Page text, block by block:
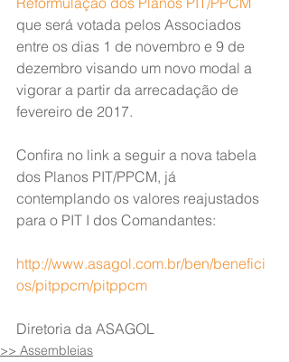
que será votada pelos Associados
entre os dias 1 de novembro e 9 de
dezembro visando um novo modal a
vigorar a partir da arrecadação de
fevereiro de 2017.
Confira no link a seguir a nova tabela
dos Planos PIT/PPCM, já
contemplando os valores reajustados
para o PIT I dos Comandantes:
http://www.asagol.com.br/ben/benefici
os/pitppcm/pitppcm
Diretoria da ASAGOL
>> Assembleias